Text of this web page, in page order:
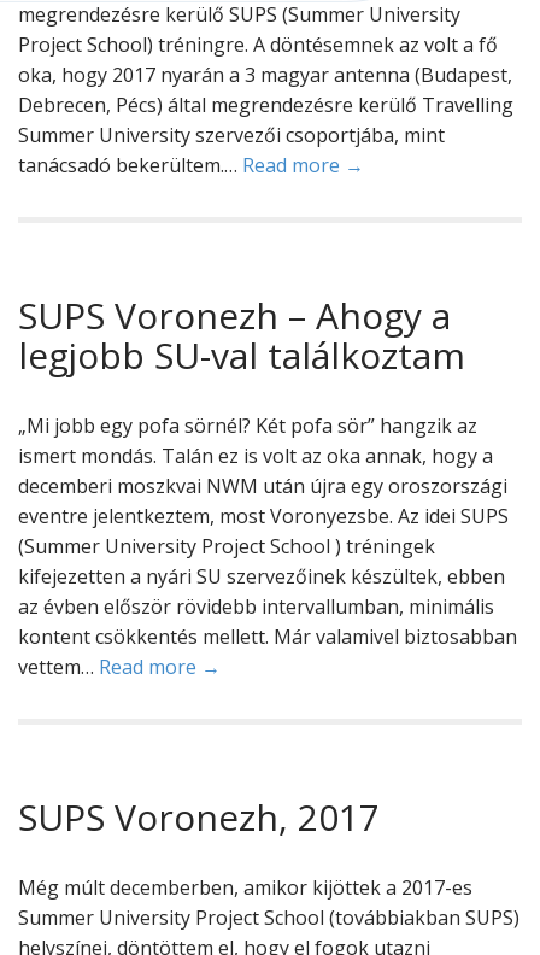
megrendezésre kerülő SUPS (Summer University
Project School) tréningre. A döntésemnek az volt a fő
oka, hogy 2017 nyarán a 3 magyar antenna (Budapest,
Debrecen, Pécs) által megrendezésre kerülő Travelling
Summer University szervezői csoportjába, mint
tanácsadó bekerültem.… Read more →
SUPS Voronezh – Ahogy a
legjobb SU-val találkoztam
„Mi jobb egy pofa sörnél? Két pofa sör” hangzik az
ismert mondás. Talán ez is volt az oka annak, hogy a
decemberi moszkvai NWM után újra egy oroszországi
eventre jelentkeztem, most Voronyezsbe. Az idei SUPS
(Summer University Project School ) tréningek
kifejezetten a nyári SU szervezőinek készültek, ebben
az évben először rövidebb intervallumban, minimális
kontent csökkentés mellett. Már valamivel biztosabban
vettem… Read more →
SUPS Voronezh, 2017
Még múlt decemberben, amikor kijöttek a 2017-es
Summer University Project School (továbbiakban SUPS)
helyszínei, döntöttem el, hogy el fogok utazni